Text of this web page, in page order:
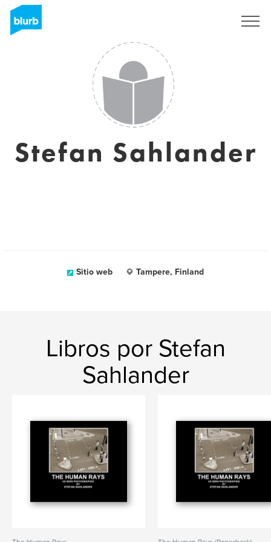
Stefan Sahlander
Sitio web Tampere, Finland
Libros por Stefan
Sahlander